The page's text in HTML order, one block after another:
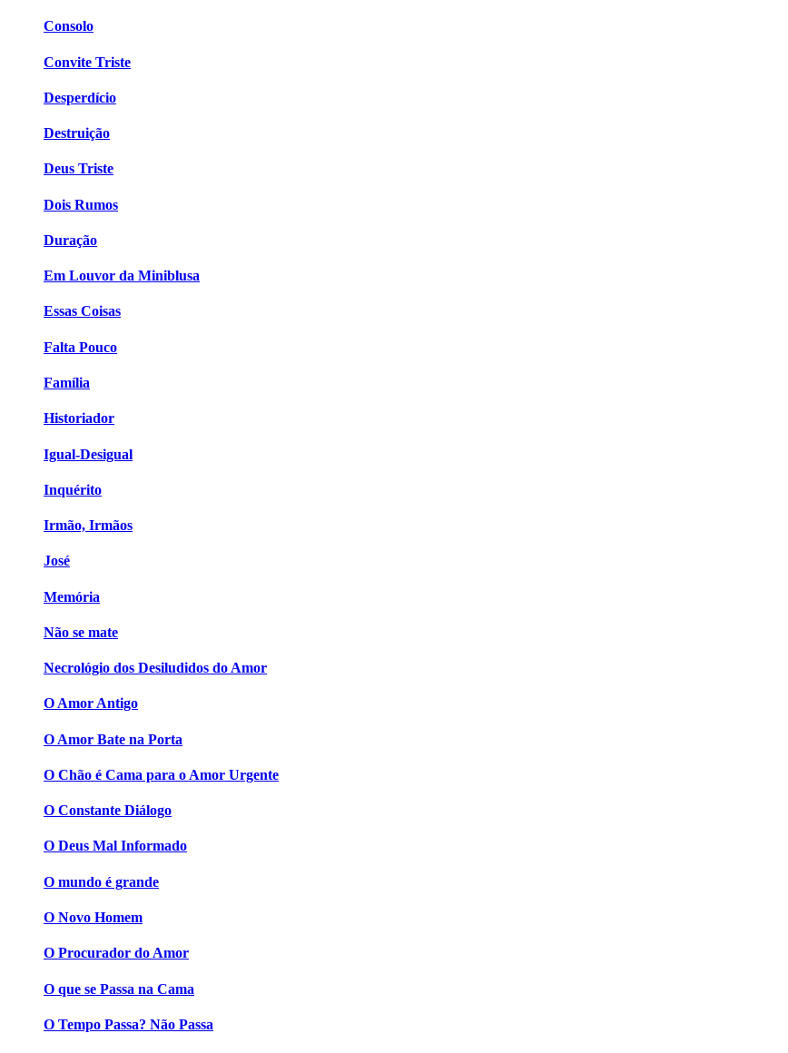
Consolo
Convite Triste
Desperdício
Destruição
Deus Triste
Dois Rumos
Duração
Em Louvor da Miniblusa
Essas Coisas
Falta Pouco
Família
Historiador
Igual-Desigual
Inquérito
Irmão, Irmãos
José
Memória
Não se mate
Necrológio dos Desiludidos do Amor
O Amor Antigo
O Amor Bate na Porta
O Chão é Cama para o Amor Urgente
O Constante Diálogo
O Deus Mal Informado
O mundo é grande
O Novo Homem
O Procurador do Amor
O que se Passa na Cama
O Tempo Passa? Não Passa